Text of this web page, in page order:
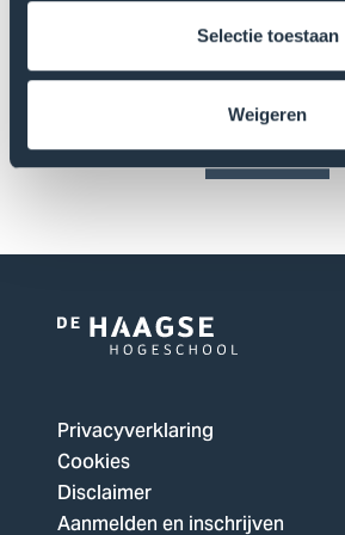
Selectie toestaan
Weigeren
gegevens omgaat, vind je in de
Versturen
Logo
De
Haagse
Hogeschool,
ga
Privacyverklaring
Cookies
Disclaimer
Aanmelden en inschrijven